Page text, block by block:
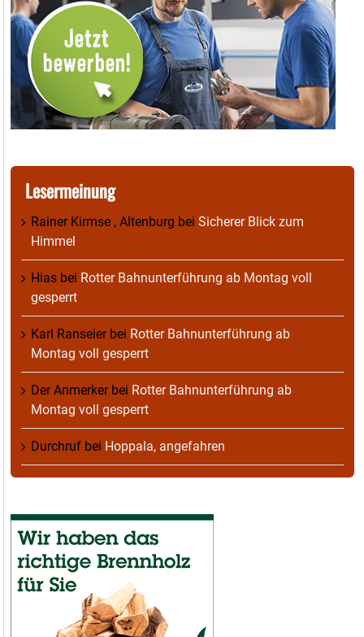
Lesermeinung
Rainer Kirmse , Altenburg bei Sicherer Blick zum
Himmel
Hias bei Rotter Bahnunterführung ab Montag voll
gesperrt
Karl Ranseierbei Rotter Bahnunterführung ab
Montag voll gesperrt
Der Anmerkerbei Rotter Bahnunterführung ab
Montag voll gesperrt
Durchruf bei Hoppala, angefahren